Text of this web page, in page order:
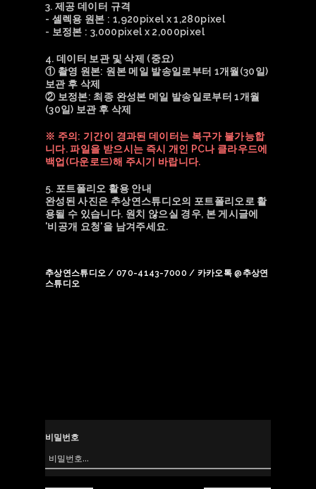
3. 제공 데이터 규격
- 셀렉용 원본 : 1,920pixel x 1,280pixel
- 보정본 : 3,000pixel x 2,000pixel
4. 데이터 보관 및 삭제 (중요)
① 촬영 원본: 원본 메일 발송일로부터 1개월(30일)
보관 후 삭제
② 보정본: 최종 완성본 메일 발송일로부터 1개월
(30일) 보관 후 삭제
※ 주의: 기간이 경과된 데이터는 복구가 불가능합
니다. 파일을 받으시는 즉시 개인 PC나 클라우드에
백업(다운로드)해 주시기 바랍니다.
5. 포트폴리오 활용 안내
완성된 사진은 추상연스튜디오의 포트폴리오로 활
용될 수 있습니다. 원치 않으실 경우, 본 게시글에
'비공개 요청'을 남겨주세요.
추상연스튜디오 / 070-4143-7000 / 카카오톡 @추상연
스튜디오
비밀번호